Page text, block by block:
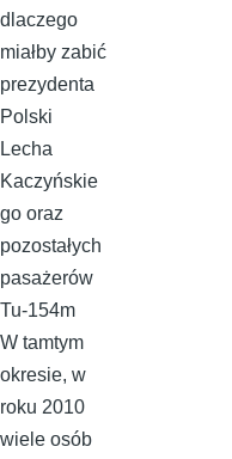
dlaczego
miałby zabić
prezydenta
Polski
Lecha
Kaczyńskie
go oraz
pozostałych
pasażerów
Tu-154m
W tamtym
okresie, w
roku 2010
wiele osób